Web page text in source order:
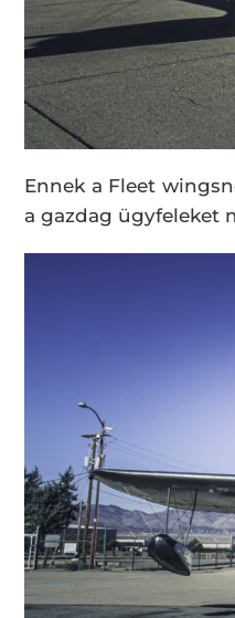
Ennek a Fleet
a gazdag ügyfeleket